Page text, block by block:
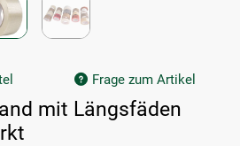
Frage zum Artikel
mit Längsfäden